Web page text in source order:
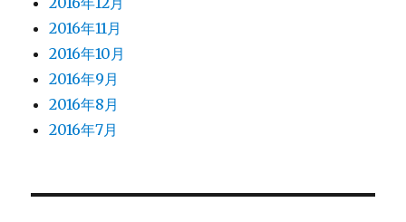
2016年11月
2016年10月
2016年9月
2016年8月
2016年7月